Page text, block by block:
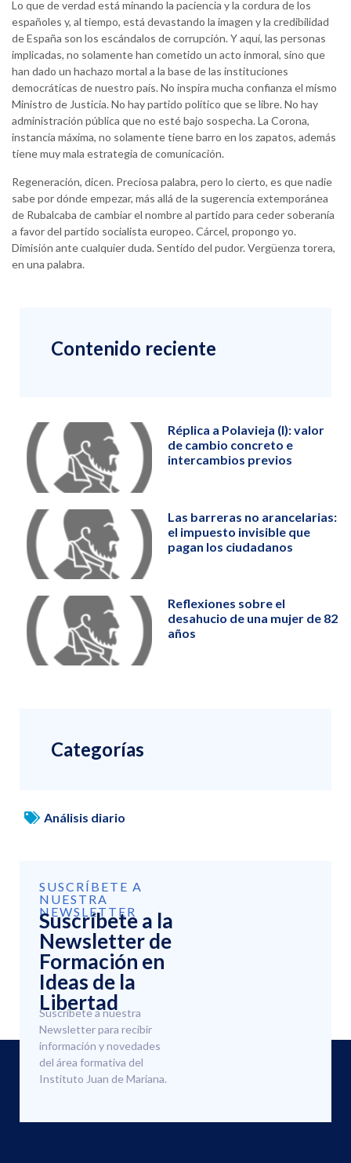
Lo que de verdad está minando la paciencia y la cordura de los
españoles y, al tiempo, está devastando la imagen y la credibilidad
de España son los escándalos de corrupción. Y aquí, las personas
implicadas, no solamente han cometido un acto inmoral, sino que
han dado un hachazo mortal a la base de las instituciones
democráticas de nuestro país. No inspira mucha confianza el mismo
Ministro de Justicia. No hay partido político que se libre. No hay
administración pública que no esté bajo sospecha. La Corona,
instancia máxima, no solamente tiene barro en los zapatos, además
tiene muy mala estrategia de comunicación.
Regeneración, dicen. Preciosa palabra, pero lo cierto, es que nadie
sabe por dónde empezar, más allá de la sugerencia extemporánea
de Rubalcaba de cambiar el nombre al partido para ceder soberanía
a favor del partido socialista europeo. Cárcel, propongo yo.
Dimisión ante cualquier duda. Sentido del pudor. Vergüenza torera,
en una palabra.
Contenido reciente
Réplica a Polavieja (I): valor
de cambio concreto e
intercambios previos
Las barreras no arancelarias:
el impuesto invisible que
pagan los ciudadanos
Reflexiones sobre el
desahucio de una mujer de 82
años
Categorías
Análisis diario
SUSCRÍBETE A
NUESTRA
NEWSLETTER
Suscríbete a la
Newsletter de
Formación en
Ideas de la
Libertad
Suscríbete a nuestra
Newsletter para recibir
información y novedades
del área formativa del
Instituto Juan de Mariana.